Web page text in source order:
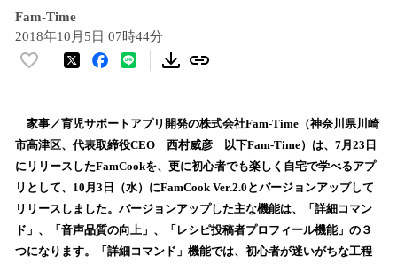
Fam-Time
2018年10月5日 07時44分
い
！
数
を
読
込
み
中
家事／育児サポートアプリ開発の株式会社Fam-Time（神奈川県川崎
市高津区、代表取締役CEO 西村威彦 以下Fam-Time）は、7月23日
にリリースしたFamCookを、更に初心者でも楽しく自宅で学べるアプ
リとして、10月3日（水）にFamCook Ver.2.0とバージョンアップして
リリースしました。バージョンアップした主な機能は、「詳細コマン
ド」、「音声品質の向上」、「レシピ投稿者プロフィール機能」の３
つになります。「詳細コマンド」機能では、初心者が迷いがちな工程